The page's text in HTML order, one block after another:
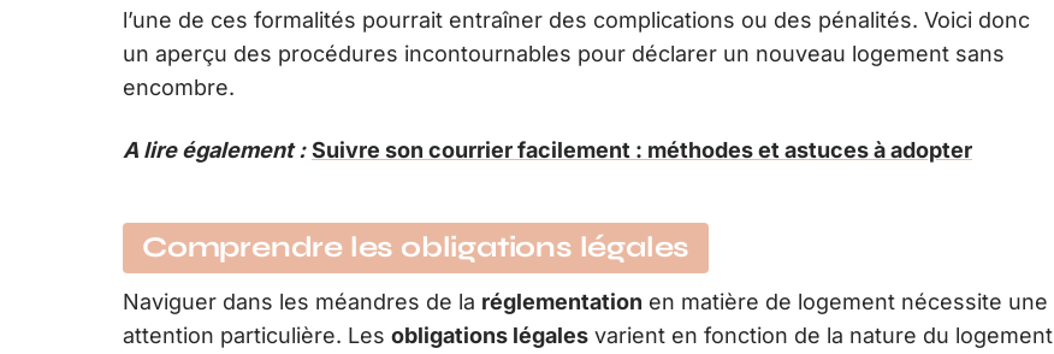
l’une de ces formalités pourrait entraîner des complications ou des pénalités. Voici donc
un aperçu des procédures incontournables pour déclarer un nouveau logement sans
encombre.
A lire également : Suivre son courrier facilement : méthodes et astuces à adopter
Comprendre les obligations légales
Naviguer dans les méandres de la réglementation en matière de logement nécessite une
attention particulière. Les obligations légales varient en fonction de la nature du logement